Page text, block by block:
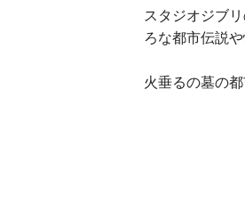
スタジオジブ
ろな都市伝説
火垂るの墓の